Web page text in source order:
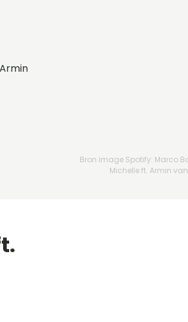
Bron image Spotify: Marco
Michelle ft. Armin